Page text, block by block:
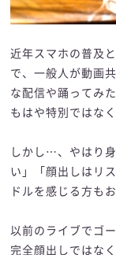
近年スマホの普及
で、一般人が動画
な配信や踊ってみ
もはや特別ではな
しかし…、やはり
い」「顔出しはリ
ドルを感じる方も
以前のライブでゴ
完全顔出しではな